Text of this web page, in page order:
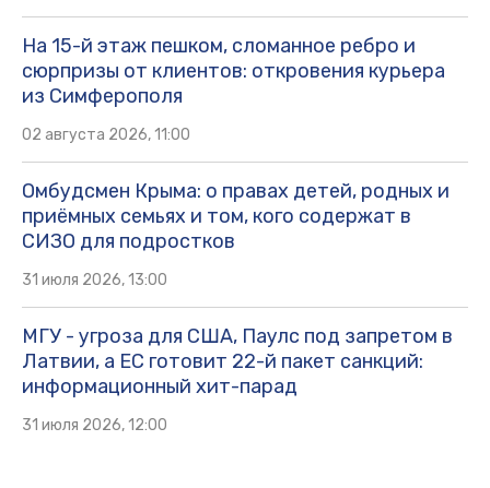
На 15-й этаж пешком, сломанное ребро и
сюрпризы от клиентов: откровения курьера
из Симферополя
02 августа 2026, 11:00
Омбудсмен Крыма: о правах детей, родных и
приёмных семьях и том, кого содержат в
СИЗО для подростков
31 июля 2026, 13:00
МГУ - угроза для США, Паулс под запретом в
Латвии, а ЕС готовит 22-й пакет санкций:
информационный хит-парад
31 июля 2026, 12:00